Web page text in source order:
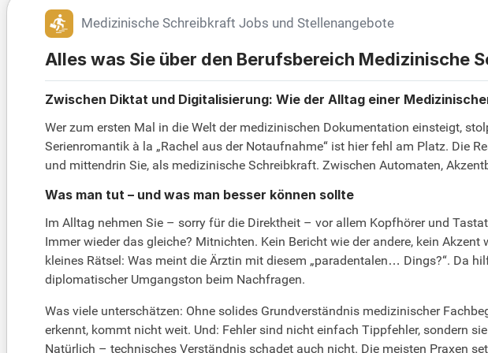
Medizinische Schreibkraft Jobs und Stellenangebote
Alles was Sie über den Berufsbereich Medizinische
Zwischen Diktat und Digitalisierung: Wie der Alltag einer
Wer zum ersten Mal in die Welt der medizinischen Dokumentation einsteigt,
Serienromantik à la „Rachel aus der Notaufnahme“ ist hier fehl am Platz. Die
und mittendrin Sie, als medizinische Schreibkraft. Zwischen Automaten,
Was man tut – und was man besser können sollte
Im Alltag nehmen Sie – sorry für die Direktheit – vor allem Kopfhörer und
Immer wieder das gleiche? Mitnichten. Kein Bericht wie der andere, kein
kleines Rätsel: Was meint die Ärztin mit diesem „paradentalen… Dings?“. Da
diplomatischer Umgangston beim Nachfragen.
Was viele unterschätzen: Ohne solides Grundverständnis medizinischer
erkennt, kommt nicht weit. Und: Fehler sind nicht einfach Tippfehler, sondern
Natürlich – technisches Verständnis schadet auch nicht. Die meisten Praxen